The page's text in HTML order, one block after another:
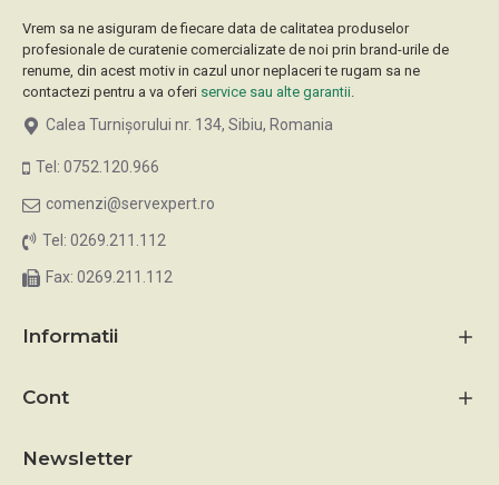
Vrem sa ne asiguram de fiecare data de calitatea produselor
profesionale de curatenie comercializate de noi prin brand-urile de
renume, din acest motiv in cazul unor neplaceri te rugam sa ne
contactezi pentru a va oferi service sau alte garantii.
Calea Turnișorului nr. 134, Sibiu, Romania
Tel: 0752.120.966
comenzi@servexpert.ro
Tel: 0269.211.112
Fax: 0269.211.112
Informatii
Cont
Newsletter